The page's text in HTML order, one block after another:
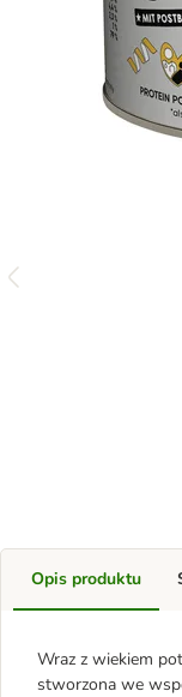
Opis produktu
Wraz z wiekiem
stworzona we